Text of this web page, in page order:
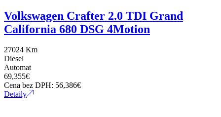
Volkswagen Crafter 2.0 TDI Grand
California 680 DSG 4Motion
27024 Km
Diesel
Automat
69,355€
Cena bez DPH: 56,386€
Detaily